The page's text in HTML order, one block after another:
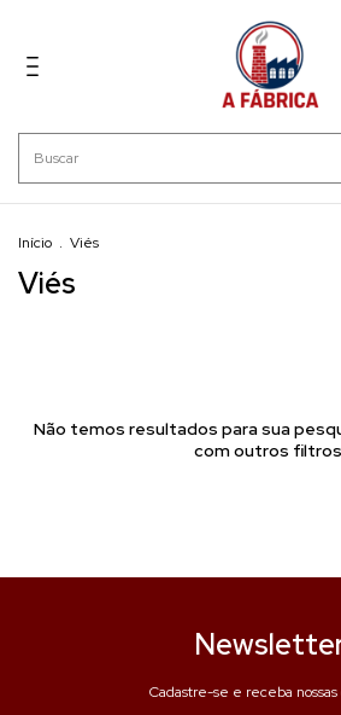
Início . Viés
Viés
Não temos resultados para sua
com outros
Cadastre-se e receba